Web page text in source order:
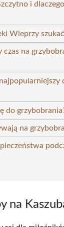
i
Wieprzy
czas na
do
na
na